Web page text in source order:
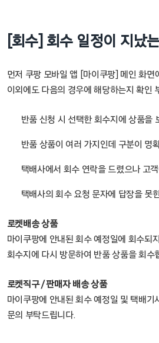
[회수] 회수 일정이 지났
먼저 쿠팡 모바일 앱 [마이쿠팡] 메인 화면
이외에도 다음의 경우에 해당하는지 확인
반품 신청 시 선택한 회수지에 상품을
반품 상품이 여러 가지인데 구분이 명
택배사에서 회수 연락을 드렸으나 고
택배사의 회수 요청 문자에 답장을 못
로켓배송 상품
마이쿠팡에 안내된 회수 예정일에 회수되
회수지에 다시 방문하여 반품 상품을 회수
로켓직구 / 판매자 배송 상품
마이쿠팡에 안내된 회수 예정일 및 택배
문의 부탁드립니다.